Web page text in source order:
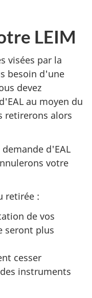
LEIM
visées par la
besoin d'une
devez
au moyen du
retirerons alors
d'EAL
votre
retirée :
de vos
seront plus
cesser
instruments